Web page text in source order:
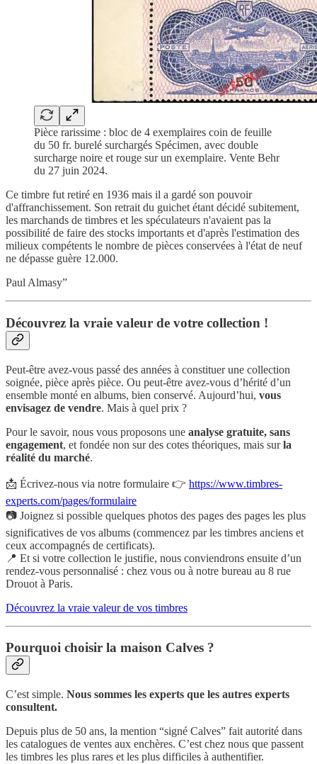
Pièce rarissime : bloc de 4 exemplaires coin de feuille
du 50 fr. burelé surchargés Spécimen, avec double
surcharge noire et rouge sur un exemplaire. Vente Behr
du 27 juin 2024.
Ce timbre fut retiré en 1936 mais il a gardé son pouvoir
d'affranchissement. Son retrait du guichet étant décidé subitement,
les marchands de timbres et les spéculateurs n'avaient pas la
possibilité de faire des stocks importants et d'après l'estimation des
milieux compétents le nombre de pièces conservées à l'état de neuf
ne dépasse guère 12.000.
Paul Almasy”
Découvrez la vraie valeur de votre collection !
Peut-être avez-vous passé des années à constituer une collection
soignée, pièce après pièce. Ou peut-être avez-vous d’hérité d’un
ensemble monté en albums, bien conservé. Aujourd’hui, vous
envisagez de vendre. Mais à quel prix ?
Pour le savoir, nous vous proposons une analyse gratuite, sans
engagement, et fondée non sur des cotes théoriques, mais surla
réalité du marché.
📩 Écrivez-nous via notre formulaire 👉 https://www.timbres-
experts.com/pages/formulaire
📷 Joignez si possible quelques photos des pages des pages les plus
significatives de vos albums (commencez par les timbres anciens et
ceux accompagnés de certificats).
📍 Et si votre collection le justifie, nous conviendrons ensuite d’un
rendez-vous personnalisé : chez vous ou à notre bureau au 8 rue
Drouot à Paris.
Découvrez la vraie valeur de vos timbres
Pourquoi choisir la maison Calves ?
C’est simple. Nous sommes les experts que les autres experts
consultent.
Depuis plus de 50 ans, la mention “signé Calves” fait autorité dans
les catalogues de ventes aux enchères. C’est chez nous que passent
les timbres les plus rares et les plus difficiles à authentifier.